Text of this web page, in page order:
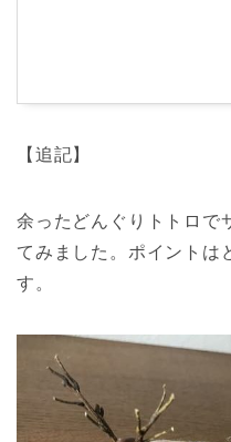
【追記】
余ったどんぐりトトロで
てみました。ポイントは
す。